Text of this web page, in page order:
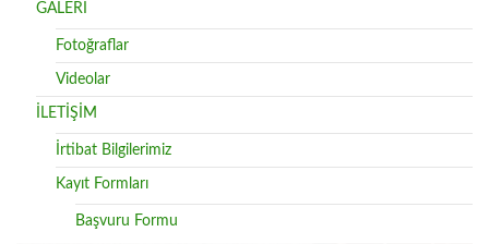
GALERİ
Fotoğraflar
Videolar
İLETİŞİM
İrtibat Bilgilerimiz
Kayıt Formları
Başvuru Formu